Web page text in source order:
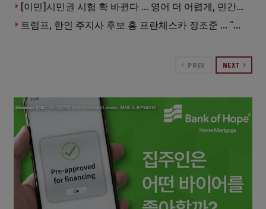
[이민]시민권 시험 확 바뀐다 … 영어 더 어렵게, 민간시험 도입 추진
트럼프, 한인 주지사 후보 홍 프란체스카 정조준 … “미치광이다”
PREV NEXT